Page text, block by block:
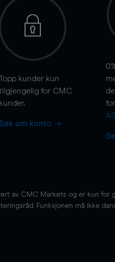
kunder kun
for CMC
kunder.
Søk om konto
av CMC Markets og er kun for
Funksjonen må ikke